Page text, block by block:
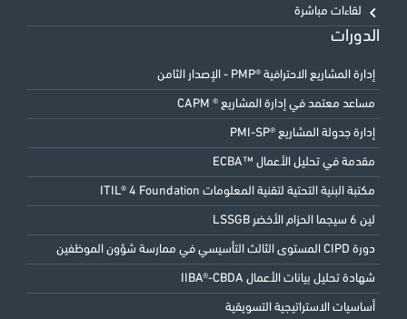
لقاءات مباشرة
الدورات
إدارة المشاريع الاحترافية ®PMP - الإصدار الثامن
مساعد معتمد في إدارة المشاريع ® CAPM
إدارة جدولة المشاريع ®PMI-SP
مقدمة في تحليل الأعمال ™ECBA
مكتبة البنية التحتية لتقنية المعلومات ITIL® 4 Foundation
لين 6 سيجما الحزام الأخضر LSSGB
دورة CIPD المستوى الثالث التأسيسي في ممارسة شؤون الموظفين
شهادة تحليل بيانات الأعمال IIBA®-CBDA
أساسيات الاستراتيجية التسويقية